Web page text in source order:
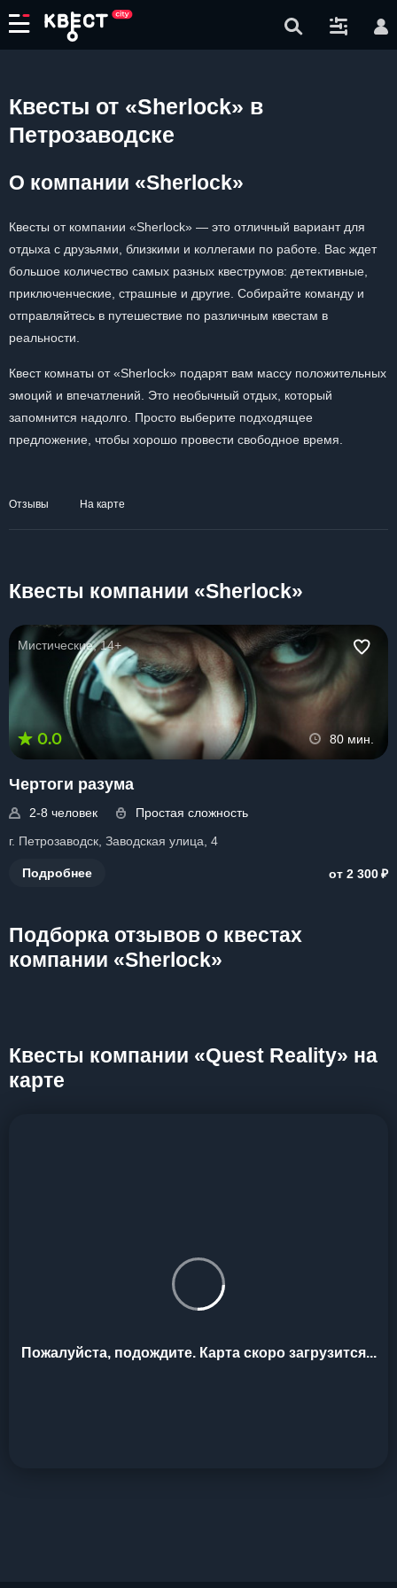
Квесты от «Sherlock» в
Петрозаводске
О компании «Sherlock»
Квесты от компании «Sherlock» — это отличный вариант для
отдыха с друзьями, близкими и коллегами по работе. Вас ждет
большое количество самых разных квеструмов: детективные,
приключенческие, страшные и другие. Собирайте команду и
отправляйтесь в путешествие по различным квестам в
реальности.
Квест комнаты от «Sherlock» подарят вам массу положительных
эмоций и впечатлений. Это необычный отдых, который
запомнится надолго. Просто выберите подходящее
предложение, чтобы хорошо провести свободное время.
Отзывы На карте
Квесты компании «Sherlock»
Мистические, 14+
0.0 80 мин.
Чертоги разума
2-8 человек
Простая сложность
г. Петрозаводск, Заводская улица, 4
Подробнее от 2 300₽
Подборка отзывов о квестах
компании «Sherlock»
Квесты компании «Quest Reality» на
карте
Пожалуйста, подождите. Карта скоро загрузится...